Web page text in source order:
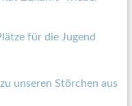
für die Jugend
unseren Störchen aus